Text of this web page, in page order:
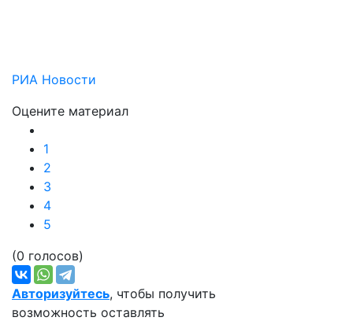
РИА Новости
Оцените материал
1
2
3
4
5
(0 голосов)
Авторизуйтесь, чтобы получить
возможность оставлять